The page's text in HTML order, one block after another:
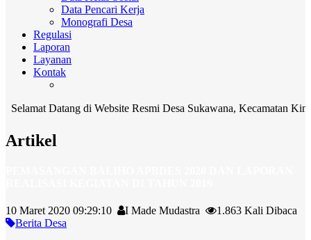
Data Pencari Kerja
Monografi Desa
Regulasi
Laporan
Layanan
Kontak
Datang di Website Resmi Desa Sukawana, Kecamatan
Artikel
10 Maret 2020 09:29:10 I Made Mudastra
1.863 Kali Dibaca
Berita Desa